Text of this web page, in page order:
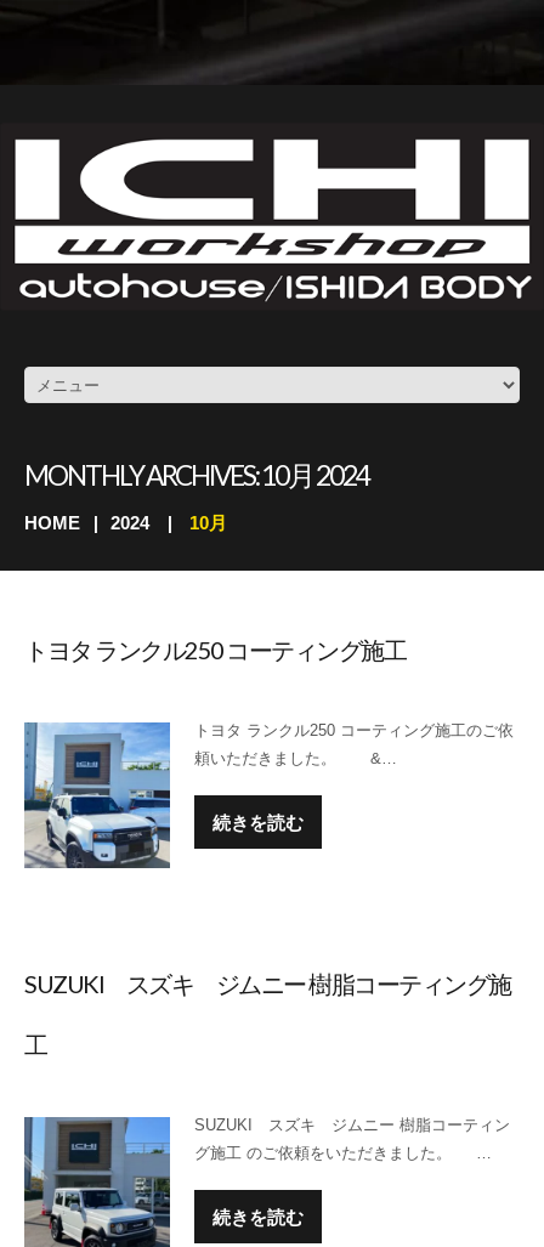
MONTHLY ARCHIVES:10月 2024
HOME 2024 10月
トヨタ ランクル250 コーティング施工
トヨタ ランクル250 コーティング施工のご依
頼いただきました。 &…
続きを読む
SUZUKI スズキ ジムニー 樹脂コーティング施
工
SUZUKI スズキ ジムニー 樹脂コーティン
グ施工 のご依頼をいただきました。 …
続きを読む